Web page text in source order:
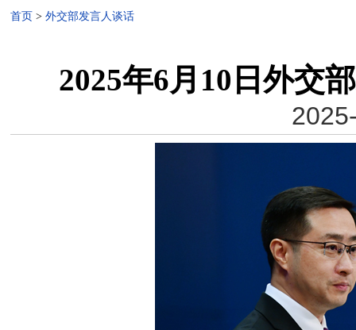
首页 > 外交部发言人谈话
2025年6月10日外交